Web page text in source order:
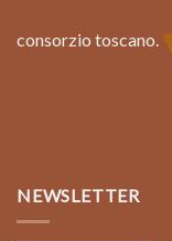
consorzio toscano.
NEWSLETTER